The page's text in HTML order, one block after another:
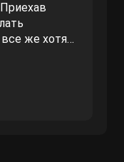
все же хотят